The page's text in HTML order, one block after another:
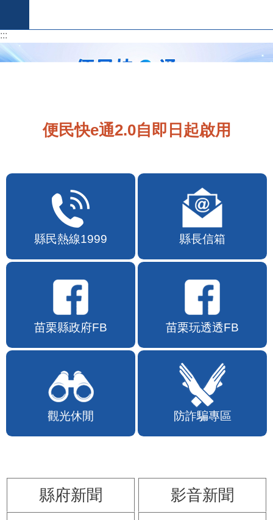
:::
:::
便民快e通2.0自即日起啟用
縣民熱線1999 縣長信箱
苗栗縣政府FB 苗栗玩透透FB
觀光休閒 防詐騙專區
縣府新聞
影音新聞